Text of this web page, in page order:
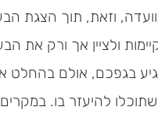
וזאת, תוך הצגת
ולציין אך ורק את
בגפכם, אולם בהחלט
להיעזר בו.